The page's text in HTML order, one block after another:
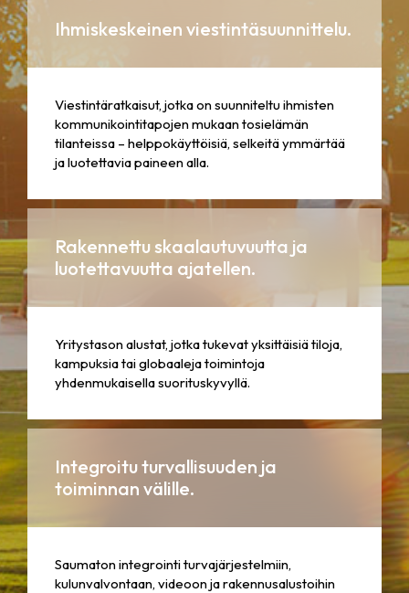
Ihmiskeskeinen viestintäsuunnittelu.
Viestintäratkaisut, jotka on suunniteltu ihmisten
kommunikointitapojen mukaan tosielämän
tilanteissa – helppokäyttöisiä, selkeitä ymmärtää
ja luotettavia paineen alla.
Rakennettu skaalautuvuutta ja
luotettavuutta ajatellen.
Yritystason alustat, jotka tukevat yksittäisiä tiloja,
kampuksia tai globaaleja toimintoja
yhdenmukaisella suorituskyvyllä.
Integroitu turvallisuuden ja
toiminnan välille.
Saumaton integrointi turvajärjestelmiin,
kulunvalvontaan, videoon ja rakennusalustoihin